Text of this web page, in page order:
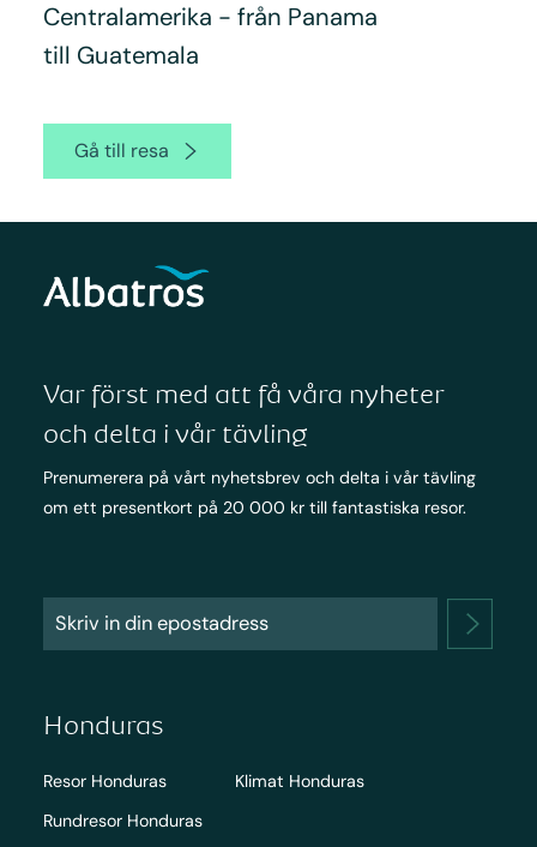
Centralamerika - från Panama
till Guatemala
Gå till resa
Var först med att få våra nyheter
och delta i vår tävling
Prenumerera på vårt nyhetsbrev och delta i vår tävling
om ett presentkort på 20 000 kr till fantastiska resor.
Honduras
Resor Honduras
Rundresor Honduras
Klimat Honduras